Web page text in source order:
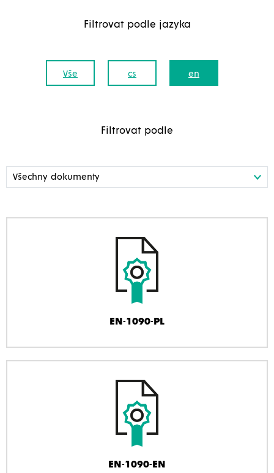
Filtrovat podle jazyka
Vše cs en
Filtrovat podle
EN-1090-PL
EN-1090-EN